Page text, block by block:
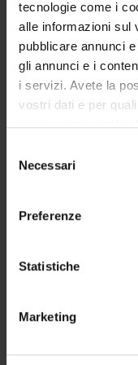
tecnologie come i
alle informazioni sul
pubblicare annunci
gli annunci e i
i servizi. Avete la
vostri dati e per
privacy sono
modificare o
momento dalla
raccogliere
geografica,
Identificare il
delNecessari
Preferenze
Statistiche
Marketing
Tecnico-
Michela Rimondini
Professore associato
Christa Zimmermann
Incaricato alla ricerca
SEZIONI
GRUPPI DI RICERCA